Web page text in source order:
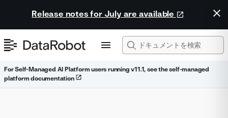
Release notes for July are available
For Self-Managed AI Platform users running v11.1, see the self-managed
platform documentation